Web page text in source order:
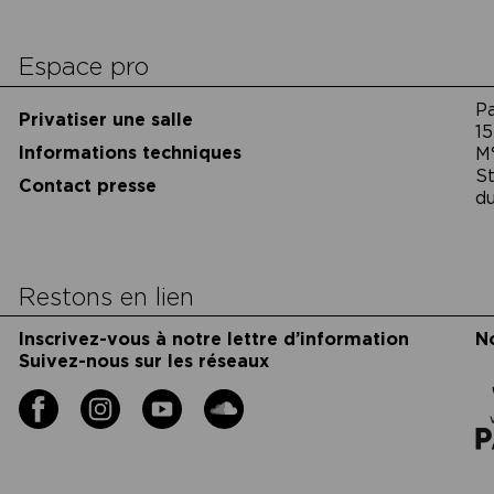
Espace pro
Privatiser une salle
Informations techniques
Contact presse
Restons en lien
Inscrivez-vous à notre lettre d’information
Suivez-nous sur les réseaux